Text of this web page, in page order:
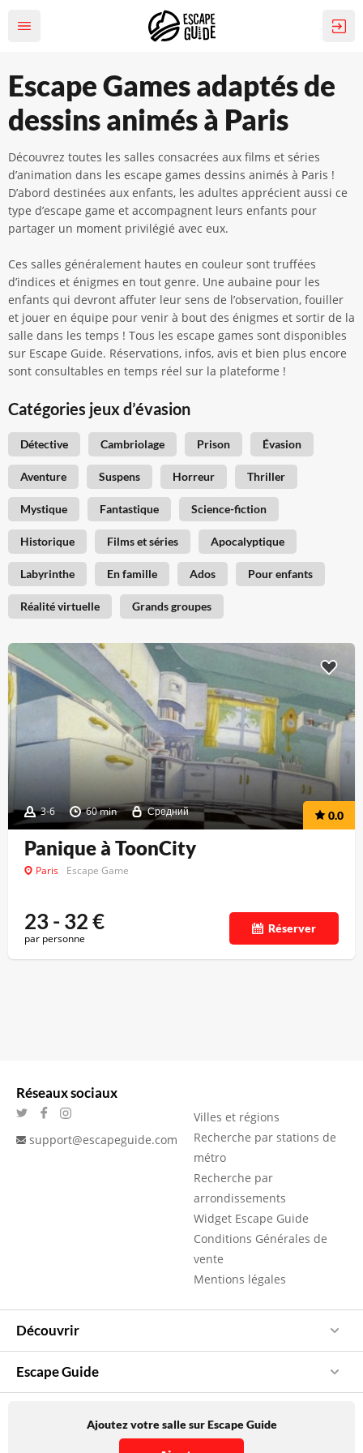
Escape Games adaptés de
dessins animés à Paris
Découvrez toutes les salles consacrées aux films et séries
d’animation dans les escape games dessins animés à Paris !
D’abord destinées aux enfants, les adultes apprécient aussi ce
type d’escape game et accompagnent leurs enfants pour
partager un moment privilégié avec eux.
Ces salles généralement hautes en couleur sont truffées
d’indices et énigmes en tout genre. Une aubaine pour les
enfants qui devront affuter leur sens de l’observation, fouiller
et jouer en équipe pour venir à bout des énigmes et sortir de la
salle dans les temps ! Tous les escape games sont disponibles
sur Escape Guide. Réservations, infos, avis et bien plus encore
sont consultables en temps réel sur la plateforme !
Catégories jeux d’évasion
Détective Cambriolage Prison Évasion
Aventure Suspens Horreur Thriller
Mystique Fantastique Science-fiction
Historique Films et séries Apocalyptique
Labyrinthe En famille Ados Pour enfants
Réalité virtuelle Grands groupes
3-6 60 min Средний 0.0
Panique à ToonCity
Paris Escape Game
23 - 32€
par personne
Réserver
Réseaux sociaux
support@escapeguide.com
Villes et régions
Recherche par stations de
métro
Recherche par
arrondissements
Widget Escape Guide
Conditions Générales de
vente
Mentions légales
Découvrir
Escape Guide
Ajoutez votre salle sur Escape Guide